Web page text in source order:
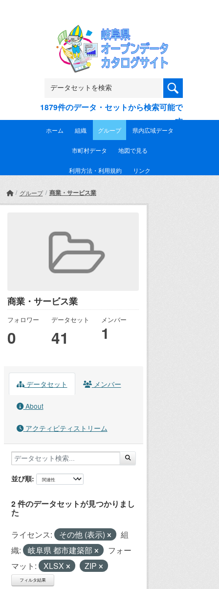
1879件のデータ・セットから検索可能で
す
ホーム 組織 グループ 県内広域データ
市町村データ 地図で見る
利用方法・利用規約 リンク
グループ 商業・サービス業
商業・サービス業
フォロワー
0
データセット
41
メンバー
1
データセット メンバー
About
アクティビティストリーム
並び順
2 件のデータセットが見つかりまし
た
ライセンス: その他 (表示)
組
織:
岐阜県 都市建築部
フォー
マット:
XLSX ZIP
フィルタ結果